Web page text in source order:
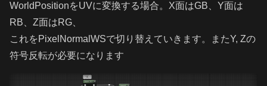
WorldPositionをUVに変換する場合。X面はGB、Y面は
RB、Z面はRG、
これをPixelNormalWSで切り替えていきます。またY, Zの
符号反転が必要になります